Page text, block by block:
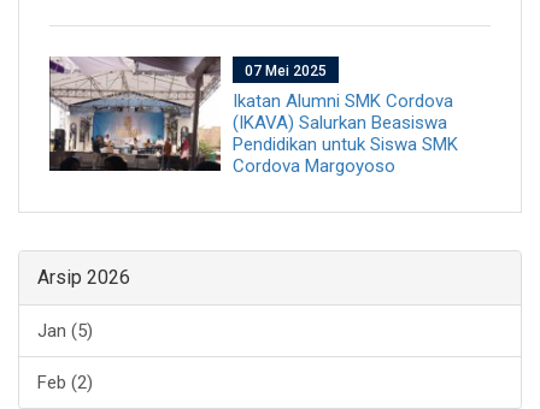
07 Mei 2025
Ikatan Alumni SMK Cordova
(IKAVA) Salurkan Beasiswa
Pendidikan untuk Siswa SMK
Cordova Margoyoso
Arsip 2026
Jan (5)
Feb (2)